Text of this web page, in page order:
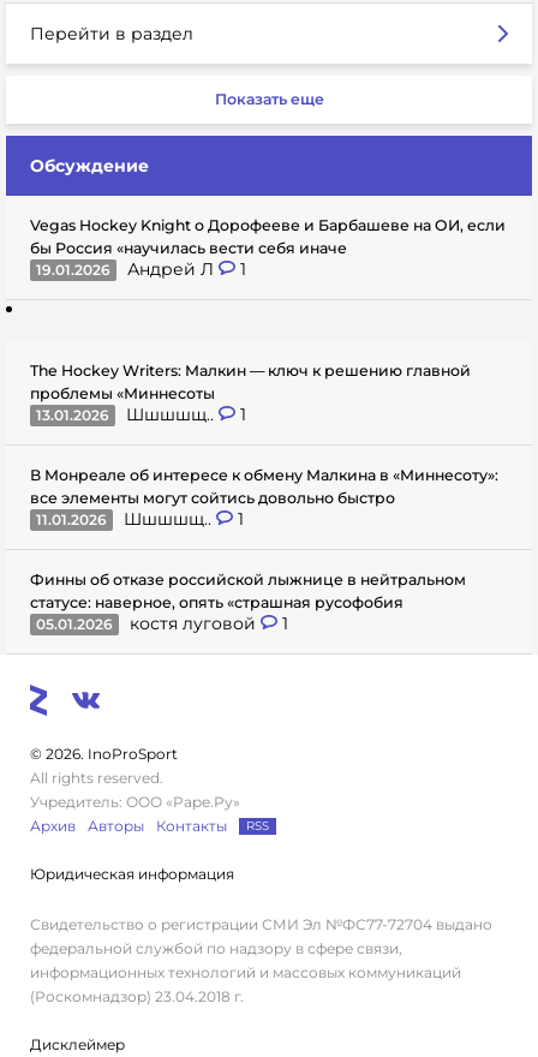
Перейти в раздел
Показать еще
Обсуждение
Vegas Hockey Knight о Дорофееве и Барбашеве на ОИ, если
бы Россия «научилась вести себя иначе
19.01.2026
Андрей Л 1
The Hockey Writers: Малкин — ключ к решению главной
проблемы «Миннесоты
13.01.2026
Шшшшщ.. 1
В Монреале об интересе к обмену Малкина в «Миннесоту»:
все элементы могут сойтись довольно быстро
11.01.2026
Шшшшщ.. 1
Финны об отказе российской лыжнице в нейтральном
статусе: наверное, опять «страшная русофобия
05.01.2026
костя луговой 1
© 2026. InoProSport
All rights reserved.
Учредитель: ООО «Раре.Ру»
Архив
Авторы Контакты RSS
Юридическая информация
Свидетельство о регистрации СМИ Эл №ФС77-72704 выдано
федеральной службой по надзору в сфере связи,
информационных технологий и массовых коммуникаций
(Роскомнадзор) 23.04.2018 г.
Дисклеймер